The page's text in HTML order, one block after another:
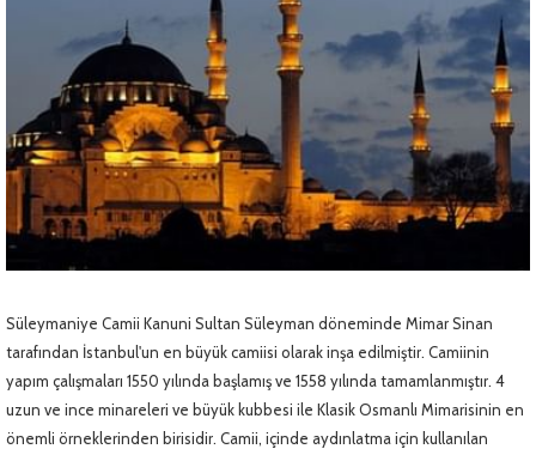
Süleymaniye Camii Kanuni Sultan Süleyman döneminde Mimar Sinan
tarafından İstanbul'un en büyük camiisi olarak inşa edilmiştir. Camiinin
yapım çalışmaları 1550 yılında başlamış ve 1558 yılında tamamlanmıştır. 4
uzun ve ince minareleri ve büyük kubbesi ile Klasik Osmanlı Mimarisinin en
önemli örneklerinden birisidir. Camii, içinde aydınlatma için kullanılan